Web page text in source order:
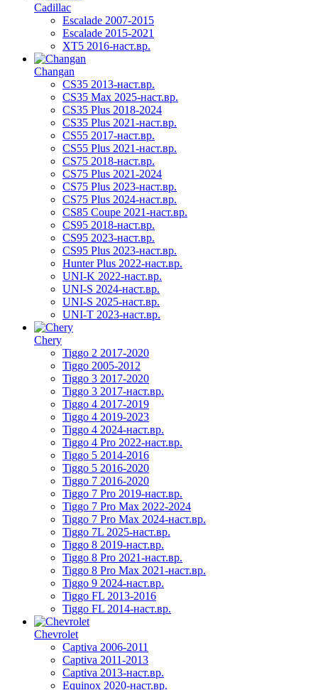
Cadillac
Escalade 2007-2015
Escalade 2015-2021
XT5 2016-наст.вр.
Changan
CS35 2013-наст.вр.
CS35 Max 2025-наст.вр.
CS35 Plus 2018-2024
CS35 Plus 2021-наст.вр.
CS55 2017-наст.вр.
CS55 Plus 2021-наст.вр.
CS75 2018-наст.вр.
CS75 Plus 2021-2024
CS75 Plus 2023-наст.вр.
CS75 Plus 2024-наст.вр.
CS85 Coupe 2021-наст.вр.
CS95 2018-наст.вр.
CS95 2023-наст.вр.
CS95 Plus 2023-наст.вр.
Hunter Plus 2022-наст.вр.
UNI-K 2022-наст.вр.
UNI-S 2024-наст.вр.
UNI-S 2025-наст.вр.
UNI-T 2023-наст.вр.
Chery
Tiggo 2 2017-2020
Tiggo 2005-2012
Tiggo 3 2017-2020
Tiggo 3 2017-наст.вр.
Tiggo 4 2017-2019
Tiggo 4 2019-2023
Tiggo 4 2024-наст.вр.
Tiggo 4 Pro 2022-наст.вр.
Tiggo 5 2014-2016
Tiggo 5 2016-2020
Tiggo 7 2016-2020
Tiggo 7 Pro 2019-наст.вр.
Tiggo 7 Pro Max 2022-2024
Tiggo 7 Pro Max 2024-наст.вр.
Tiggo 7L 2025-наст.вр.
Tiggo 8 2019-наст.вр.
Tiggo 8 Pro 2021-наст.вр.
Tiggo 8 Pro Max 2021-наст.вр.
Tiggo 9 2024-наст.вр.
Tiggo FL 2013-2016
Tiggo FL 2014-наст.вр.
Chevrolet
Captiva 2006-2011
Captiva 2011-2013
Captiva 2013-наст.вр.
Equinox 2020-наст.вр.